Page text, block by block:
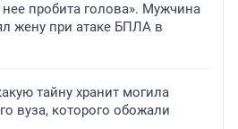
пробита голова». Мужчина
жену при атаке БПЛА в
тайну хранит могила
вуза, которого обожали